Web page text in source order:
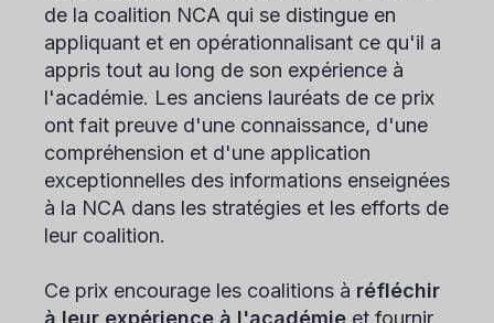
de la coalition NCA qui se distingue en
appliquant et en opérationnalisant ce qu'il a
appris tout au long de son expérience à
l'académie. Les anciens lauréats de ce prix
ont fait preuve d'une connaissance, d'une
compréhension et d'une application
exceptionnelles des informations enseignées
à la NCA dans les stratégies et les efforts de
leur coalition.
Ce prix encourage les coalitions à réfléchir
à leur expérience à l'académie et fournir